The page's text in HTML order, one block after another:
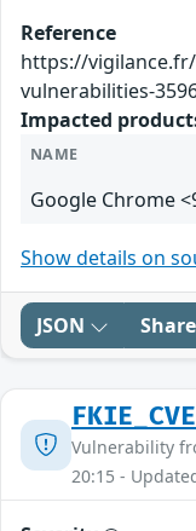
Reference
https://
vulnerabilities-
Impacted
NAME
Google Chrome
Show details on
JSON Share
Vulnerability
20:15 -